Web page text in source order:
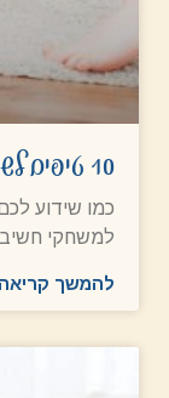
10 טיפים לשיפור קשב וריכוז אצל ילדינו
כמו שידוע
למשחקי
להמשך